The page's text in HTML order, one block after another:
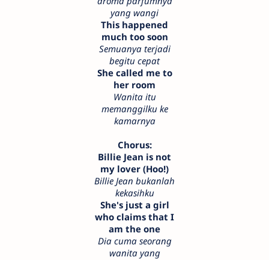
yang wangi
This happened
much too soon
Semuanya terjadi
begitu cepat
She called me to
her room
Wanita itu
memanggilku ke
kamarnya
Chorus:
Billie Jean is not
my lover (Hoo!)
Billie Jean bukanlah
kekasihku
She's just a girl
who claims that I
am the one
Dia cuma seorang
wanita yang